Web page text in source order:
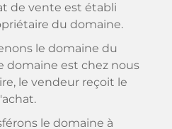
de vente est établi
du domaine.
le domaine du
domaine est chez nous
le vendeur reçoit le
le domaine à